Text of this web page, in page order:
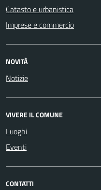
Catasto e urbanistica
Imprese e commercio
NOVITÀ
Notizie
VIVERE IL COMUNE
Luoghi
Eventi
CONTATTI